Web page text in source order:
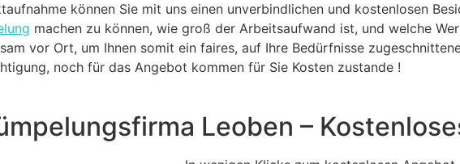
können Sie mit uns einen unverbindlichen und kostenlosen
machen zu können, wie groß der Arbeitsaufwand ist, und welche
vor Ort, um Ihnen somit ein faires, auf Ihre Bedürfnisse
noch für das Angebot kommen für Sie Kosten zustande !
Leoben –